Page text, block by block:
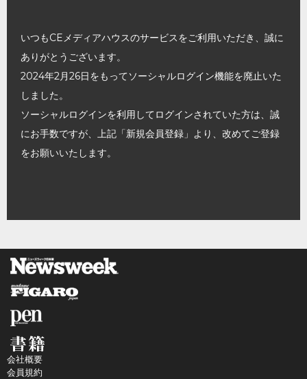
いつもCEメディアハウスのサービスをご利用いただき、誠に
ありがとうございます。
2024年2月26日をもってソーシャルログイン機能を廃止いた
しました。
ソーシャルログインを利用してログインされていた方は、誠
にお手数ですが、上記「新規会員登録」より、改めてご登録
をお願いいたします。
会社概要
会員規約